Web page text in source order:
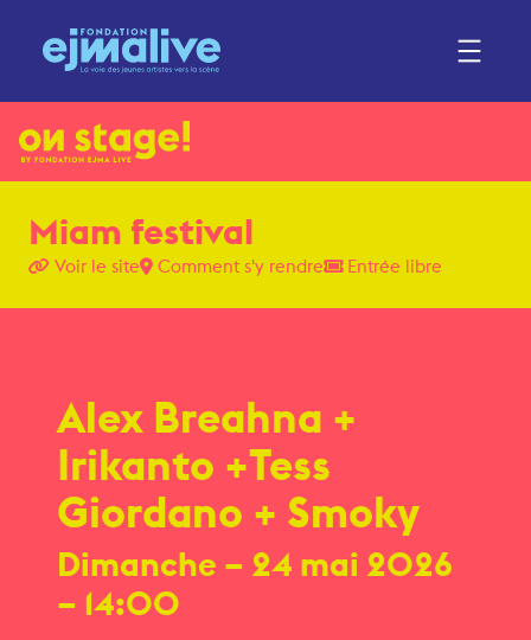
Miam festival
Voir le site Comment s'y rendre Entrée libre
Alex Breahna +
Irikanto +Tess
Giordano + Smoky
Dimanche – 24 mai 2026
– 14:00